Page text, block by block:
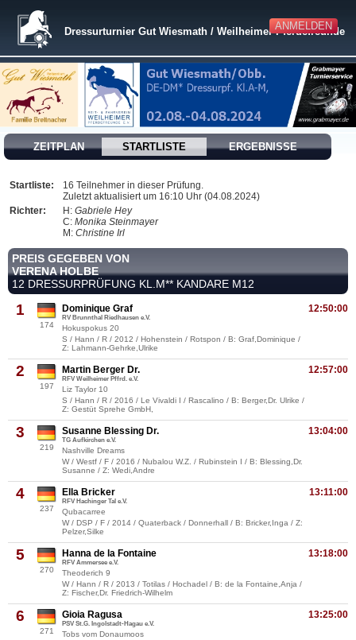
ANMELDEN
Dressurturnier Gut Wiesmath / Weilheimer Pferdefreunde
ZEITPLAN STARTLISTE ERGEBNISSE
Startliste:
16 Teilnehmer in dieser Prüfung.
Zuletzt aktualisiert um 16:10 Uhr (04.08.2024)
Richter:
H: Gabriele Hey
C: Monika Steinmayer
M: Christine Irl
PREIS GEGEBEN VON
VERENA HOLBE
12 DRESSURPRÜFUNG KL.M** KANDARE M12
1
174
12:50:00
Dominique Graf
RV Brunnthal Riedhausen e.V.
Hokuspokus 20
S / Hann / R / 2012 / Hohenstein / Rotspon / B: Graf,Dominique /
Z: Lahmann-Gehrke,Ulrike
2
197
12:57:00
Martin Berger Dr.
RFV Weilheimer Pffrd. e.V.
Liz Taylor 10
S / Hann / R / 2016 / Le Vivaldi I / Rascalino / B: Berger,Dr. Ulrike /
Z: Gestüt Sprehe GmbH,
3
219
13:04:00
Susanne Blessing Dr.
TG Aufkirchen e.V.
Nashville Dreams
W / Westf / F / 2016 / Nubalou W.Z. / Rubinstein I / B: Blessing,Dr.
Susanne / Z: Wedi,Andre
4
237
13:11:00
Ella Bricker
RFV Hachinger Tal e.V.
Qubacarree
W / DSP / F / 2014 / Quaterback / Donnerhall / B: Bricker,Inga / Z:
Pelzer,Silke
5
270
13:18:00
Hanna de la Fontaine
RFV Ammersee e.V.
Theoderich 9
W / Hann / R / 2013 / Totilas / Hochadel / B: de la Fontaine,Anja /
Z: Fischer,Dr. Friedrich-Wilhelm
6
271
13:25:00
Gioia Ragusa
PSV St.G. Ingolstadt-Hagau e.V.
Tobs vom Donaumoos